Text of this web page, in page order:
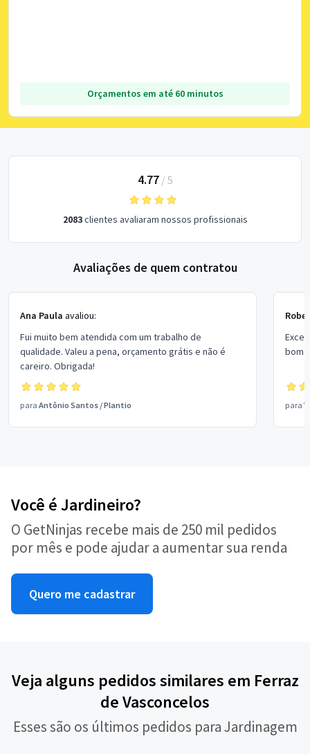
Orçamentos em até 60 minutos
4.77/ 5
2083clientes avaliaram nossos profissionais
Avaliações de quem contratou
Ana Paula avaliou:
Fui muito bem atendida com um trabalho de
qualidade. Valeu a pena, orçamento grátis e não é
careiro. Obrigada!
para Antônio Santos /Plantio
bom
para
Você é Jardineiro?
O GetNinjas recebe mais de 250 mil pedidos
por mês e pode ajudar a aumentar sua renda
Quero me cadastrar
Veja alguns pedidos similares em Ferraz
de Vasconcelos
Esses são os últimos pedidos para Jardinagem